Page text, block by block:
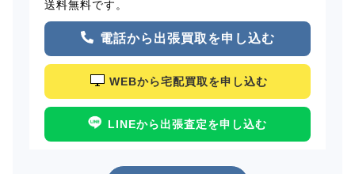
送料無料です。
電話から出張買取を申し込む
WEBから宅配買取を申し込む
LINEから出張査定を申し込む